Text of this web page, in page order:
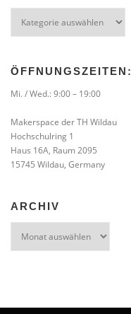
ÖFFNUNGSZEITEN:
Mi. / Wed.: 9:00 – 19:00
Makerspace der TH Wildau
Hochschulring 1
Haus 16A, Raum 2095
15745 Wildau, Germany
ARCHIV